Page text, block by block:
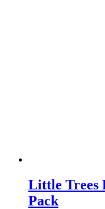
Little Trees
Pack